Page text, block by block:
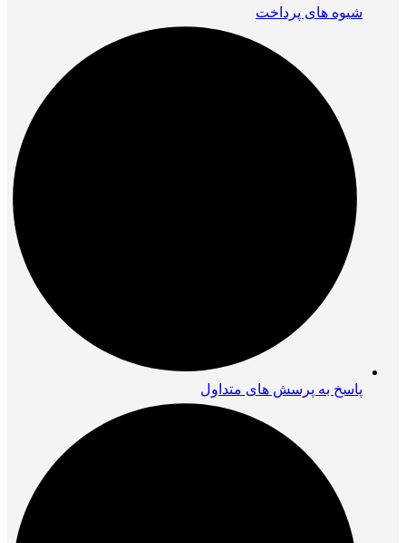
شیوه های پرداخت
پاسخ به پرسش های متداول